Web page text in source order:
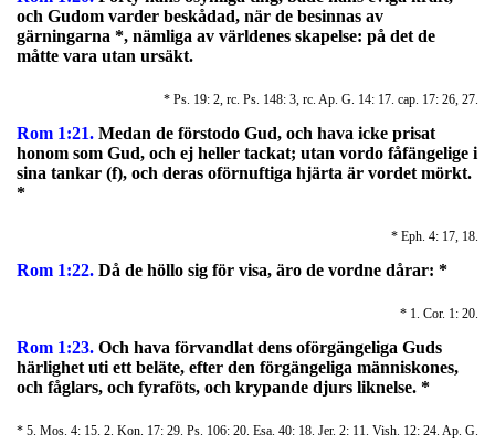
och Gudom varder beskådad, när de besinnas av
gärningarna *, nämliga av världenes skapelse: på det de
måtte vara utan ursäkt.
* Ps. 19: 2, rc. Ps. 148: 3, rc. Ap. G. 14: 17. cap. 17: 26, 27.
Rom 1:21. Medan de förstodo Gud, och hava icke prisat
honom som Gud, och ej heller tackat; utan vordo fåfängelige i
sina tankar (f), och deras oförnuftiga hjärta är vordet mörkt.
*
* Eph. 4: 17, 18.
Rom 1:22. Då de höllo sig för visa, äro de vordne dårar: *
* 1. Cor. 1: 20.
Rom 1:23. Och hava förvandlat dens oförgängeliga Guds
härlighet uti ett beläte, efter den förgängeliga människones,
och fåglars, och fyraföts, och krypande djurs liknelse. *
* 5. Mos. 4: 15. 2. Kon. 17: 29. Ps. 106: 20. Esa. 40: 18. Jer. 2: 11. Vish. 12: 24. Ap. G.